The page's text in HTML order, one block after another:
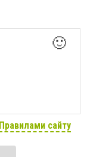
🙂
Правилами сайту